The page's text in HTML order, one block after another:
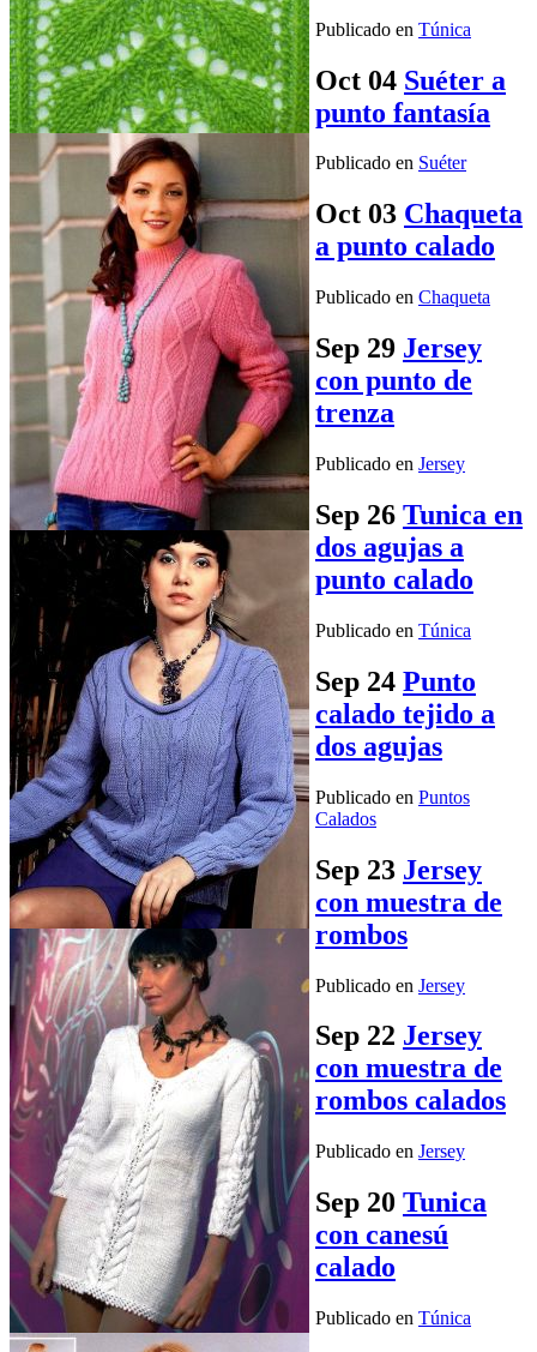
Publicado en Túnica
Oct 04 Suéter a
punto fantasía
Publicado en Suéter
Oct 03 Chaqueta
a punto calado
Publicado en Chaqueta
Sep 29 Jersey
con punto de
trenza
Publicado en Jersey
Sep 26 Tunica en
dos agujas a
punto calado
Publicado en Túnica
Sep 24 Punto
calado tejido a
dos agujas
Publicado en Puntos
Calados
Sep 23 Jersey
con muestra de
rombos
Publicado en Jersey
Sep 22 Jersey
con muestra de
rombos calados
Publicado en Jersey
Sep 20 Tunica
con canesú
calado
Publicado en Túnica